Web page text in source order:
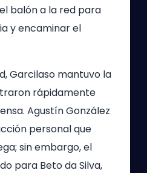
balón a la red para
y encaminar el
Garcilaso mantuvo la
rápidamente
Agustín González
personal que
sin embargo, el
para Beto da Silva,